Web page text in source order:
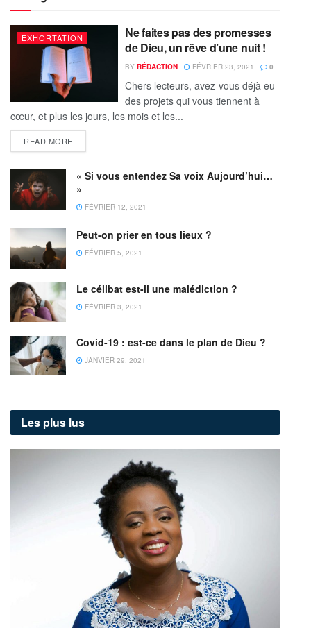
EXHORTATION
Ne faites pas des promesses
de Dieu, un rêve d’une nuit !
BY RÉDACTION FÉVRIER 23, 2021 0
Chers lecteurs, avez-vous déjà eu
des projets qui vous tiennent à
cœur, et plus les jours, les mois et les...
READ MORE
« Si vous entendez Sa voix Aujourd’hui…
»
FÉVRIER 12, 2021
Peut-on prier en tous lieux ?
FÉVRIER 5, 2021
Le célibat est-il une malédiction ?
FÉVRIER 3, 2021
Covid-19 : est-ce dans le plan de Dieu ?
JANVIER 29, 2021
Les plus lus